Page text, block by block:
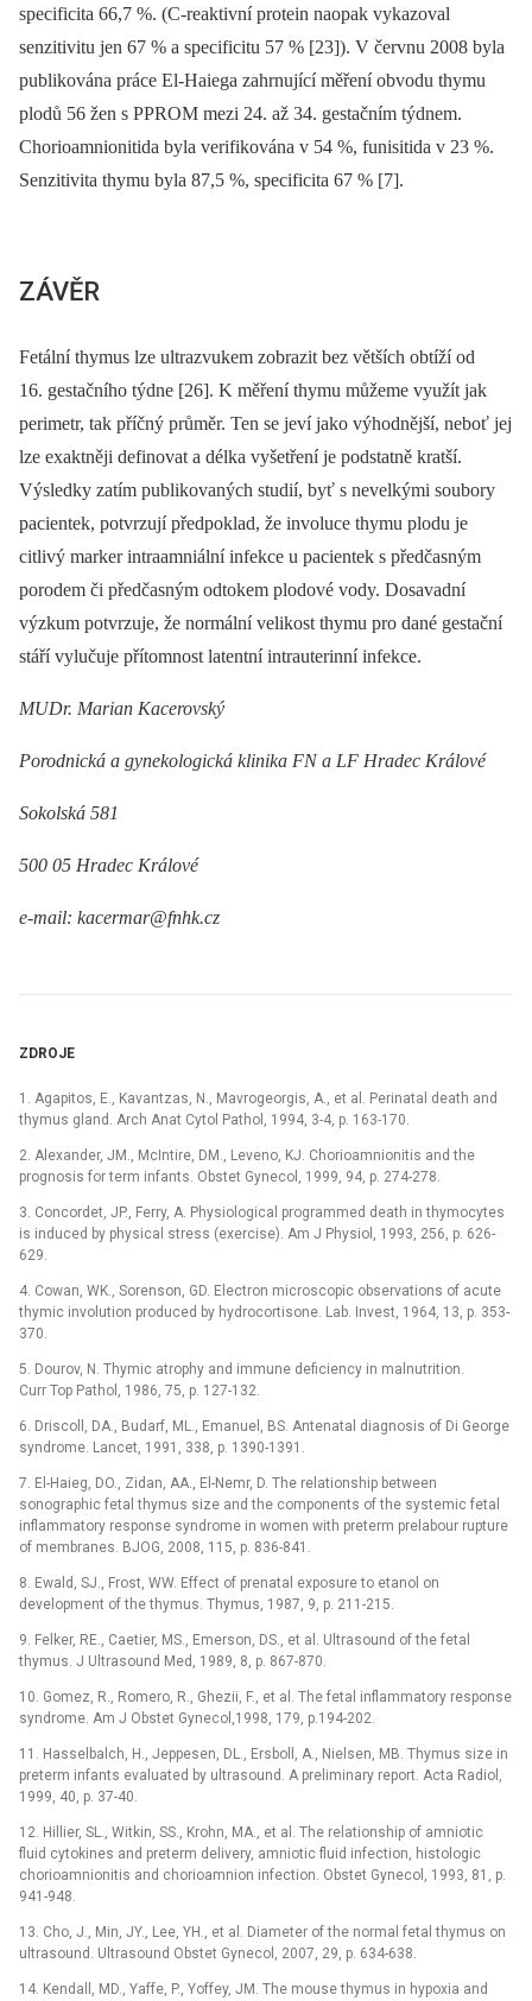
specificita 66,7 %. (C-reaktivní protein naopak vykazoval
senzitivitu jen 67 % a specificitu 57 % [23]). V červnu 2008 byla
publikována práce El-Haiega zahrnující měření obvodu thymu
plodů 56 žen s PPROM mezi 24. až 34. gestačním týdnem.
Chorioamnionitida byla verifikována v 54 %, funisitida v 23 %.
Senzitivita thymu byla 87,5 %, specificita 67 % [7].
ZÁVĚR
Fetální thymus lze ultrazvukem zobrazit bez větších obtíží od
16. gestačního týdne [26]. K měření thymu můžeme využít jak
perimetr, tak příčný průměr. Ten se jeví jako výhodnější, neboť jej
lze exaktněji definovat a délka vyšetření je podstatně kratší.
Výsledky zatím publikovaných studií, byť s nevelkými soubory
pacientek, potvrzují předpoklad, že involuce thymu plodu je
citlivý marker intraamniální infekce u pacientek s předčasným
porodem či předčasným odtokem plodové vody. Dosavadní
výzkum potvrzuje, že normální velikost thymu pro dané gestační
stáří vylučuje přítomnost latentní intrauterinní infekce.
MUDr. Marian Kacerovský
Porodnická a gynekologická klinika FN a LF Hradec Králové
Sokolská 581
500 05 Hradec Králové
e-mail: kacermar@fnhk.cz
ZDROJE
1. Agapitos, E., Kavantzas, N., Mavrogeorgis, A., et al. Perinatal death and
thymus gland. Arch Anat Cytol Pathol, 1994, 3-4, p. 163-170.
2. Alexander, JM., McIntire, DM., Leveno, KJ. Chorioamnionitis and the
prognosis for term infants. Obstet Gynecol, 1999, 94, p. 274-278.
3. Concordet, JP., Ferry, A. Physiological programmed death in thymocytes
is induced by physical stress (exercise). Am J Physiol, 1993, 256, p. 626-
629.
4. Cowan, WK., Sorenson, GD. Electron microscopic observations of acute
thymic involution produced by hydrocortisone. Lab. Invest, 1964, 13, p. 353-
370.
5. Dourov, N. Thymic atrophy and immune deficiency in malnutrition.
Curr Top Pathol, 1986, 75, p. 127-132.
6. Driscoll, DA., Budarf, ML., Emanuel, BS. Antenatal diagnosis of Di George
syndrome. Lancet, 1991, 338, p. 1390-1391.
7. El-Haieg, DO., Zidan, AA., El-Nemr, D. The relationship between
sonographic fetal thymus size and the components of the systemic fetal
inflammatory response syndrome in women with preterm prelabour rupture
of membranes. BJOG, 2008, 115, p. 836-841.
8. Ewald, SJ., Frost, WW. Effect of prenatal exposure to etanol on
development of the thymus. Thymus, 1987, 9, p. 211-215.
9. Felker, RE., Caetier, MS., Emerson, DS., et al. Ultrasound of the fetal
thymus. J Ultrasound Med, 1989, 8, p. 867-870.
10. Gomez, R., Romero, R., Ghezii, F., et al. The fetal inflammatory response
syndrome. Am J Obstet Gynecol,1998, 179, p.194-202.
11. Hasselbalch, H., Jeppesen, DL., Ersboll, A., Nielsen, MB. Thymus size in
preterm infants evaluated by ultrasound. A preliminary report. Acta Radiol,
1999, 40, p. 37-40.
12. Hillier, SL., Witkin, SS., Krohn, MA., et al. The relationship of amniotic
fluid cytokines and preterm delivery, amniotic fluid infection, histologic
chorioamnionitis and chorioamnion infection. Obstet Gynecol, 1993, 81, p.
941-948.
13. Cho, J., Min, JY., Lee, YH., et al. Diameter of the normal fetal thymus on
ultrasound. Ultrasound Obstet Gynecol, 2007, 29, p. 634-638.
14. Kendall, MD., Yaffe, P., Yoffey, JM. The mouse thymus in hypoxia and